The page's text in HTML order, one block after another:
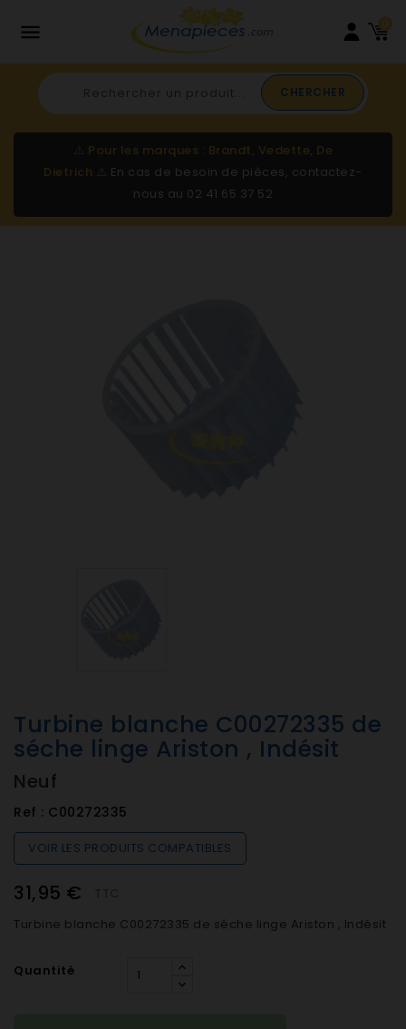
 0
CHERCHER
⚠️ Pour les marques : Brandt, Vedette, De
Dietrich ⚠️ En cas de besoin de pièces, contactez-
nous au 02 41 65 37 52
Turbine blanche C00272335 de
séche linge Ariston , Indésit
Neuf
Ref : C00272335
VOIR LES PRODUITS COMPATIBLES
31,95 €
Turbine blanche C00272335 de séche linge Ariston , Indésit
Quantité